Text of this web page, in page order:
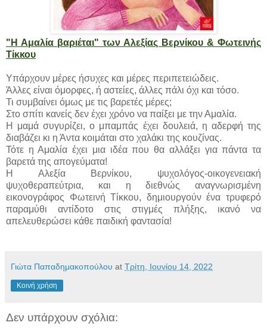
"Η Αμαλία βαριέται" των Αλεξίας Βερνίκου & Φωτεινής
Τίκκου
Υπάρχουν μέρες ήσυχες και μέρες περιπετειώδεις.
Άλλες είναι όμορφες, ή αστείες, άλλες πάλι όχι και τόσο.
Τι συμβαίνει όμως με τις βαρετές μέρες;
Στο σπίτι κανείς δεν έχει χρόνο να παίξει με την Αμαλία.
Η μαμά συγυρίζει, ο μπαμπάς έχει δουλειά, η αδερφή της
διαβάζει κι η Άντα κοιμάται στο χαλάκι της κουζίνας.
Τότε η Αμαλία έχει μια ιδέα που θα αλλάξει για πάντα τα
βαρετά της απογεύματα!
Η Αλεξία Βερνίκου, ψυχολόγος-οικογενειακή
ψυχοθεραπεύτρια, και η διεθνώς αναγνωρισμένη
εικονογράφος Φωτεινή Τίκκου, δημιουργούν ένα τρυφερό
παραμύθι αντίδοτο στις στιγμές πλήξης, ικανό να
απελευθερώσει κάθε παιδική φαντασία!
Γιώτα Παπαδημακοπούλου at Τρίτη, Ιουνίου 14, 2022
Κοινή χρήση
Δεν υπάρχουν σχόλια: